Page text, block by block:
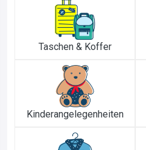
Taschen & Koffer
Kinderangelegenheiten